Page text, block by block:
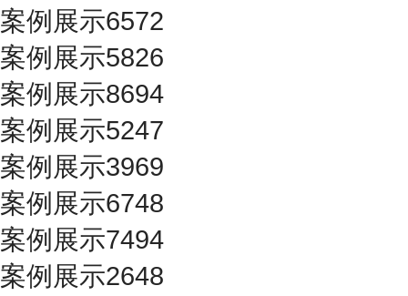
案例展示6572
案例展示5826
案例展示8694
案例展示5247
案例展示3969
案例展示6748
案例展示7494
案例展示2648